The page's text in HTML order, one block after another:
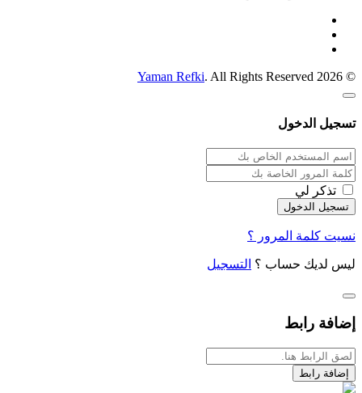
© 2026
Yaman Refki. All Rights Reserved
تسجيل الدخول
تذكر لي
نسيت كلمة المرور ؟
ليس لديك حساب ؟ التسجيل
إضافة رابط
إضافة رابط